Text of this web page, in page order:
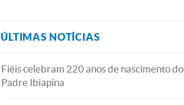
ÚLTIMAS NOTÍCIAS
Fiéis celebram 220 anos de nascimento do
Padre Ibiapina